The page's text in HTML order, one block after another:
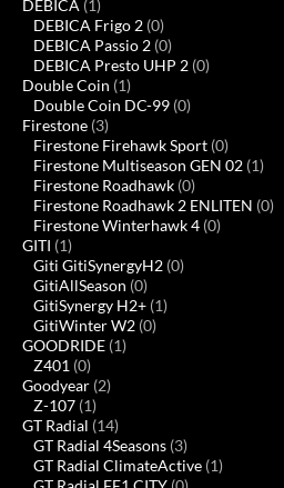
DEBICA (1)
DEBICA Frigo 2 (0)
DEBICA Passio 2 (0)
DEBICA Presto UHP 2 (0)
Double Coin (1)
Double Coin DC-99 (0)
Firestone (3)
Firestone Firehawk Sport (0)
Firestone Multiseason GEN 02 (1)
Firestone Roadhawk (0)
Firestone Roadhawk 2 ENLITEN (0)
Firestone Winterhawk 4 (0)
GITI (1)
Giti GitiSynergyH2 (0)
GitiAllSeason (0)
GitiSynergy H2+ (1)
GitiWinter W2 (0)
GOODRIDE (1)
Z401 (0)
Goodyear (2)
Z-107 (1)
GT Radial (14)
GT Radial 4Seasons (3)
GT Radial ClimateActive (1)